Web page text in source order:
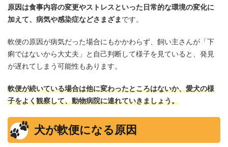
原因は食事内容の変更やストレスといった日常的な環境の変化に
加えて、病気や感染症などさまざま です。
軟便の原因が病気だった場合にもかかわらず、飼い主さんが「下
痢ではないから大丈夫」と自己判断して様子を見ていると、発見
が遅れてしまう可能性もあります。
軟便が続いている場合は他に変わったところはないか、愛犬の様
子をよく観察して、動物病院に連れていきましょう。
犬が軟便になる原因